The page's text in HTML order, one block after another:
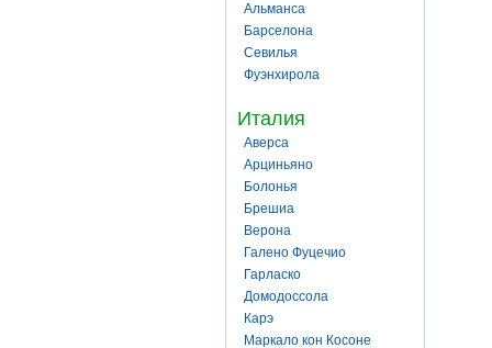
Альманса
Барселона
Севилья
Фуэнхирола
Италия
Аверса
Арциньяно
Болонья
Брешиа
Верона
Галено Фуцечио
Гарласко
Домодоссола
Карэ
Маркало кон Косоне